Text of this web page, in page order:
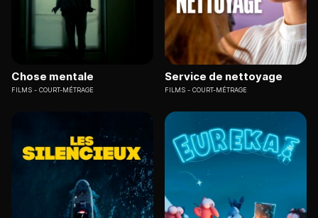
Chose mentale
FILMS COURT-MÉTRAGE
Service de nettoyage
FILMS COURT-MÉTRAGE